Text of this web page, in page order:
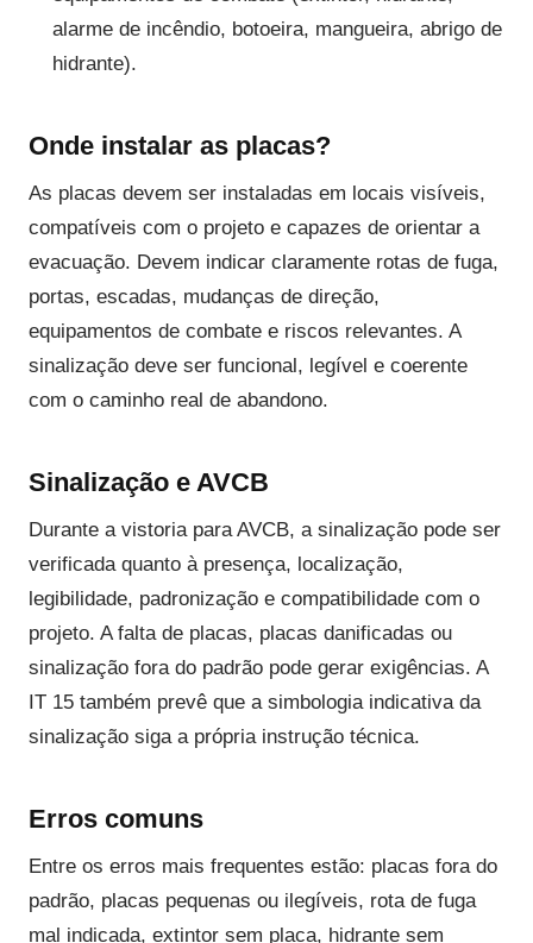
alarme de incêndio, botoeira, mangueira, abrigo de
hidrante).
Onde instalar as placas?
As placas devem ser instaladas em locais visíveis,
compatíveis com o projeto e capazes de orientar a
evacuação. Devem indicar claramente rotas de fuga,
portas, escadas, mudanças de direção,
equipamentos de combate e riscos relevantes. A
sinalização deve ser funcional, legível e coerente
com o caminho real de abandono.
Sinalização e AVCB
Durante a vistoria para AVCB, a sinalização pode ser
verificada quanto à presença, localização,
legibilidade, padronização e compatibilidade com o
projeto. A falta de placas, placas danificadas ou
sinalização fora do padrão pode gerar exigências. A
IT 15 também prevê que a simbologia indicativa da
sinalização siga a própria instrução técnica.
Erros comuns
Entre os erros mais frequentes estão: placas fora do
padrão, placas pequenas ou ilegíveis, rota de fuga
mal indicada, extintor sem placa, hidrante sem